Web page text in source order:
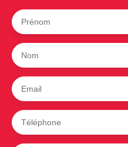
Prénom
Nom
Email
Téléphone